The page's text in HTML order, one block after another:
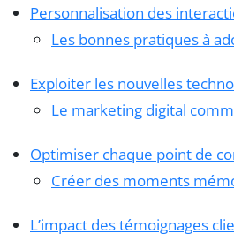
Personnalisation des
Les bonnes pratiques à
Exploiter les nouvelles
Le marketing digital
Optimiser chaque point de
Créer des moments
L’impact des témoignages